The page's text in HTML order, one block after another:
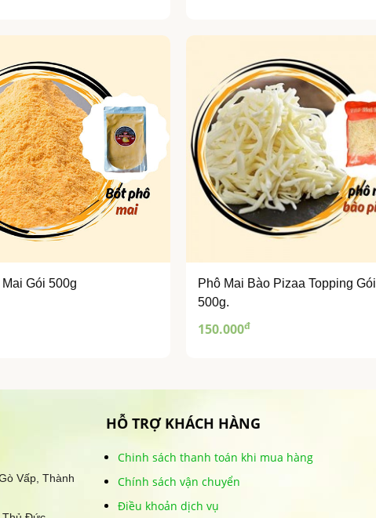
Mai Gói 500g
Phô Mai Bào Pizaa Topping Gói
500g.
150.000đ
Vấp, Thành
HỖ TRỢ KHÁCH HÀNG
Chinh sách thanh toán khi mua hàng
Chính sách vận chuyển
Điều khoản dịch vụ